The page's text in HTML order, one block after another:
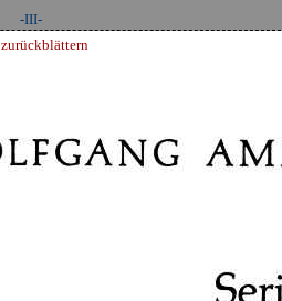
zurückblättern
-III-